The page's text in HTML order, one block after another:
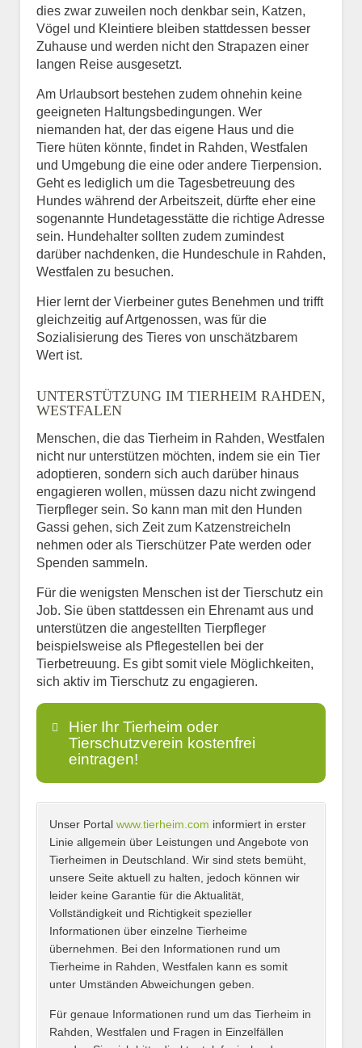
dies zwar zuweilen noch denkbar sein, Katzen,
Vögel und Kleintiere bleiben stattdessen besser
Zuhause und werden nicht den Strapazen einer
langen Reise ausgesetzt.
Am Urlaubsort bestehen zudem ohnehin keine
geeigneten Haltungsbedingungen. Wer
niemanden hat, der das eigene Haus und die
Tiere hüten könnte, findet in Rahden, Westfalen
und Umgebung die eine oder andere Tierpension.
Geht es lediglich um die Tagesbetreuung des
Hundes während der Arbeitszeit, dürfte eher eine
sogenannte Hundetagesstätte die richtige Adresse
sein. Hundehalter sollten zudem zumindest
darüber nachdenken, die Hundeschule in Rahden,
Westfalen zu besuchen.
Hier lernt der Vierbeiner gutes Benehmen und trifft
gleichzeitig auf Artgenossen, was für die
Sozialisierung des Tieres von unschätzbarem
Wert ist.
UNTERSTÜTZUNG IM TIERHEIM RAHDEN,
WESTFALEN
Menschen, die das Tierheim in Rahden, Westfalen
nicht nur unterstützen möchten, indem sie ein Tier
adoptieren, sondern sich auch darüber hinaus
engagieren wollen, müssen dazu nicht zwingend
Tierpfleger sein. So kann man mit den Hunden
Gassi gehen, sich Zeit zum Katzenstreicheln
nehmen oder als Tierschützer Pate werden oder
Spenden sammeln.
Für die wenigsten Menschen ist der Tierschutz ein
Job. Sie üben stattdessen ein Ehrenamt aus und
unterstützen die angestellten Tierpfleger
beispielsweise als Pflegestellen bei der
Tierbetreuung. Es gibt somit viele Möglichkeiten,
sich aktiv im Tierschutz zu engagieren.
Hier Ihr Tierheim oder
Tierschutzverein kostenfrei
eintragen!
Name*
E-Mail*
Name des Tierheims*
Unser Portal www.tierheim.com informiert in erster
Linie allgemein über Leistungen und Angebote von
Tierheimen in Deutschland. Wir sind stets bemüht,
unsere Seite aktuell zu halten, jedoch können wir
leider keine Garantie für die Aktualität,
Vollständigkeit und Richtigkeit spezieller
Informationen über einzelne Tierheime
übernehmen. Bei den Informationen rund um
Tierheime in Rahden, Westfalen kann es somit
unter Umständen Abweichungen geben.
Für genaue Informationen rund um das Tierheim in
Rahden, Westfalen und Fragen in Einzelfällen